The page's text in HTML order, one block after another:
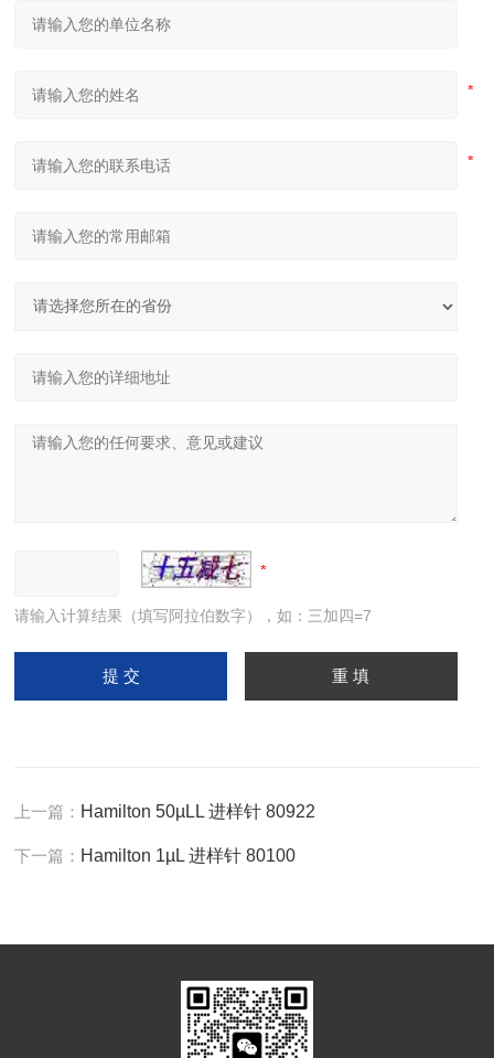
请输入计算结果（填写阿拉伯数字），如：三加四=7
上一篇： Hamilton 50µLL 进样针 80922
下一篇： Hamilton 1µL 进样针 80100